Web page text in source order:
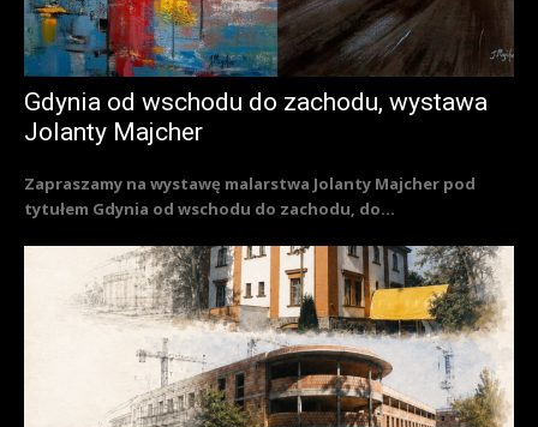
Gdynia od wschodu do zachodu, wystawa
Jolanty Majcher
Zapraszamy na wystawę malarstwa Jolanty Majcher pod
tytułem Gdynia od wschodu do zachodu, do...